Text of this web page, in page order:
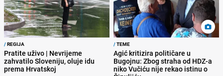
/REGIJA
Pratite uživo | Nevrijeme
zahvatilo Sloveniju, oluje idu
prema Hrvatskoj
/TEME
Agić kritizira političare u
Bugojnu: Zbog straha od HDZ-a
niko Vučiću nije rekao istinu o